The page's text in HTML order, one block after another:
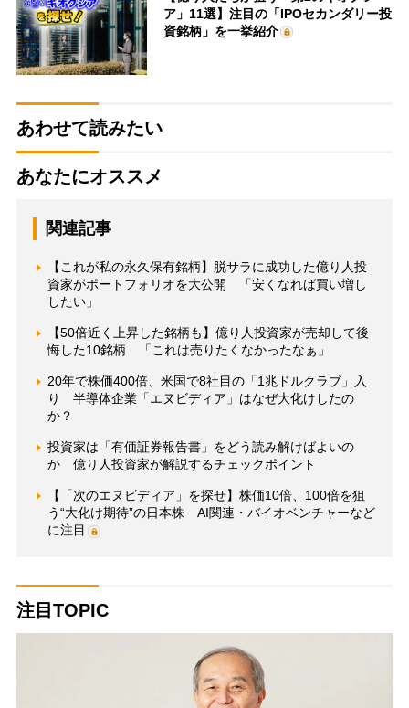
ア」11選】注目の「IPOセカンダリー投
資銘柄」を一挙紹介
あわせて読みたい
あなたにオススメ
関連記事
【これが私の永久保有銘柄】脱サラに成功した億り人投
資家がポートフォリオを大公開 「安くなれば買い増し
したい」
【50倍近く上昇した銘柄も】億り人投資家が売却して後
悔した10銘柄 「これは売りたくなかったなぁ」
20年で株価400倍、米国で8社目の「1兆ドルクラブ」入
り 半導体企業「エヌビディア」はなぜ大化けしたの
か？
投資家は「有価証券報告書」をどう読み解けばよいの
か 億り人投資家が解説するチェックポイント
【「次のエヌビディア」を探せ】株価10倍、100倍を狙
う“大化け期待”の日本株 AI関連・バイオベンチャーなど
に注目
注目TOPIC